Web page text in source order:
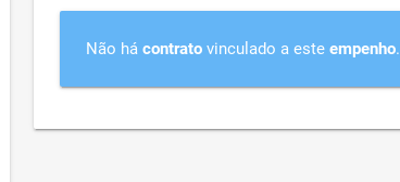
Não hácontrato vinculado a esteempenho.